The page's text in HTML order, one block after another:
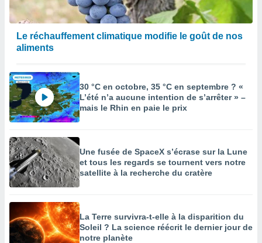
Le réchauffement climatique modifie le goût de nos
aliments
30 °C en octobre, 35 °C en septembre ? «
L’été n’a aucune intention de s’arrêter » –
mais le Rhin en paie le prix
Une fusée de SpaceX s’écrase sur la Lune
et tous les regards se tournent vers notre
satellite à la recherche du cratère
La Terre survivra-t-elle à la disparition du
Soleil ? La science réécrit le dernier jour de
notre planète